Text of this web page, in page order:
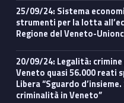
25/09/24: Sistema economico e legalità, regole e
strumenti per la lotta
Regione del Veneto-
20/09/24: Legalità: crimine proliferato in pandemia, in
Veneto quasi 56.000 reati
Libera “Sguardo
criminalità in Veneto”